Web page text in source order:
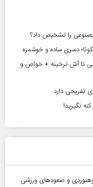
را تشخیص داد؟
دسری ساده و خوشمزه
تا آش ترخینه + خواص و
تفریحی دارد
نگیرید!
و صعودهای ورزشی